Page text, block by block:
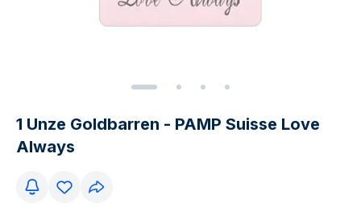
1 Unze Goldbarren - PAMP Suisse Love
Always